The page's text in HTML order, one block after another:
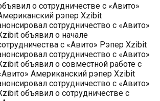
о сотрудничестве с «Авито»
рэпер Xzibit
сотрудничество с «Авито»
объявил о начале
с «Авито» Рэпер Xzibit
сотрудничество с «Авито»
объявил о совместной работе с
Американский рэпер Xzibit
сотрудничество с «Авито»
объявил о сотрудничестве с